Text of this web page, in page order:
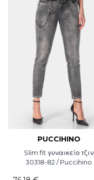
PUCCIHINO
Slim fit γυναικείο τζιν
30318-82 / Puccihino